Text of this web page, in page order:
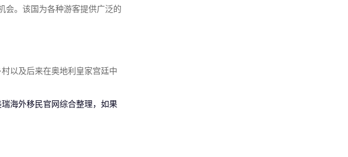
会。该国为各种游客提供广泛的
以及后来在奥地利皇家宫廷中
海外移民官网综合整理，如果